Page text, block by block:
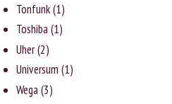
Tonfunk(1)
Toshiba(1)
Uher(2)
Universum (1)
Wega(3)